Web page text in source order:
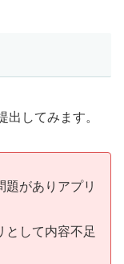
出してみます。
がありアプリ
として内容不足